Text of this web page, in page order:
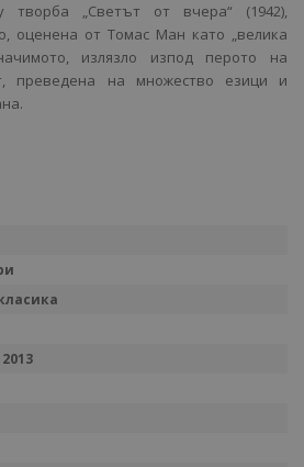
творба „Светът от вчера“ (1942),
оценена от Томас Ман като „велика
излязло изпод перото на
преведена на множество езици и
2013